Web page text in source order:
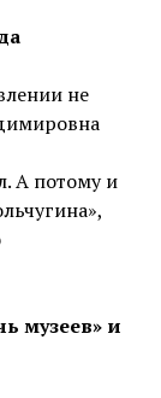
не
А потому и
музеев» и